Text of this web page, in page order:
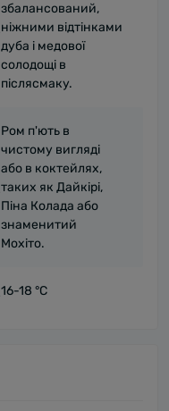
збалансований,
ніжними відтінками
дуба і медової
солодощі в
післясмаку.
Ром п'ють в
чистому вигляді
або в коктейлях,
таких як Дайкірі,
Піна Колада або
знаменитий
Мохіто.
16-18 °С